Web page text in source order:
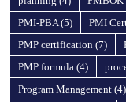
PMI-PBA(5) PMI
PMP certification (7)
PMP formula (4)
Program Management(4)